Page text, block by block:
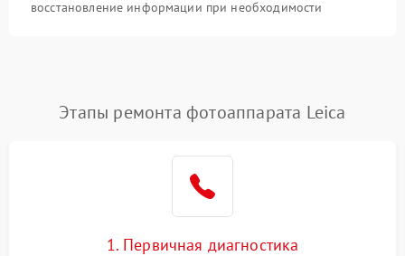
восстановление информации при необходимости
Этапы ремонта фотоаппарата Leica
1. Первичная диагностика